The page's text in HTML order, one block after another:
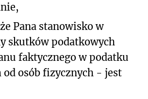
Pana stanowisko w
skutków podatkowych
faktycznego w podatku
od osób fizycznych - jest